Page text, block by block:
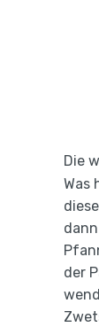
Die
Was
der